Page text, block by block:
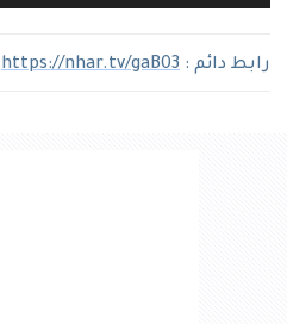
رابط دائم : https://nhar.tv/gaB03